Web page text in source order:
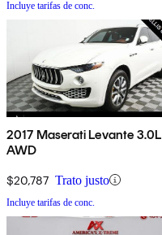
Incluye tarifas de conc.
2017 Maserati Levante 3.0L
AWD
$20,787 Trato justo
Incluye tarifas de conc.